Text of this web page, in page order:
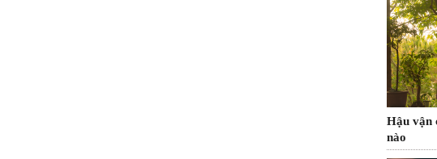
Hậu vận
nào